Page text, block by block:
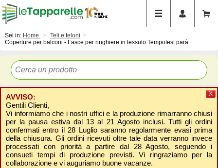
Sei in: Home
Teli e teloni
Coperture per balconi - Fasce per ringhiere in tessuto Tempotest parà
AVVISO:
Gentili Clienti,
Vi informiamo che i nostri uffici e la produzione rimarranno chiusi
per la pausa estiva dal 13 al 21 Agosto inclusi. Tutti gli ordini
confermati entro il 28 Luglio saranno regolarmente evasi prima
della chiusura. Gli ordini ricevuti oltre tale data verranno invece
processati con priorità a partire dal 28 Agosto, seguendo i
consueti tempi di produzione previsti. Vi ringraziamo per la
collaborazione e vi auguriamo buone vacanze.
X